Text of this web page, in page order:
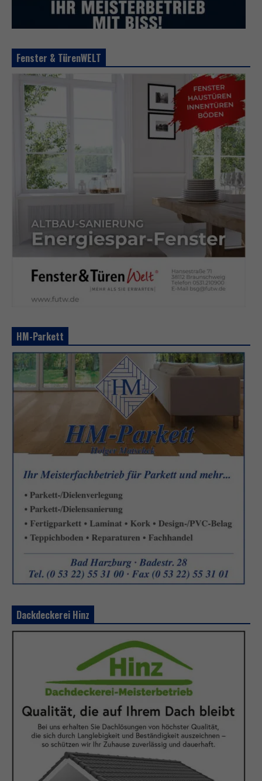
Fenster & TürenWELT
HM-Parkett
Dackdeckerei Hinz